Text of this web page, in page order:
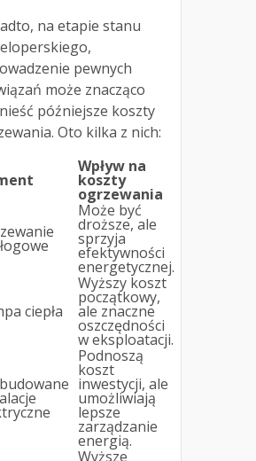
na etapie stanu
pewnych
może znacząco
późniejsze koszty
Oto kilka z nich:
Wpływ na
koszty
ogrzewania
Może być
droższe, ale
sprzyja
efektywności
energetycznej.
ciepła
Wyższy koszt
początkowy,
ale znaczne
oszczędności
w eksploatacji.
Podnoszą
koszt
inwestycji, ale
umożliwiają
lepsze
zarządzanie
energią.
Wyższe